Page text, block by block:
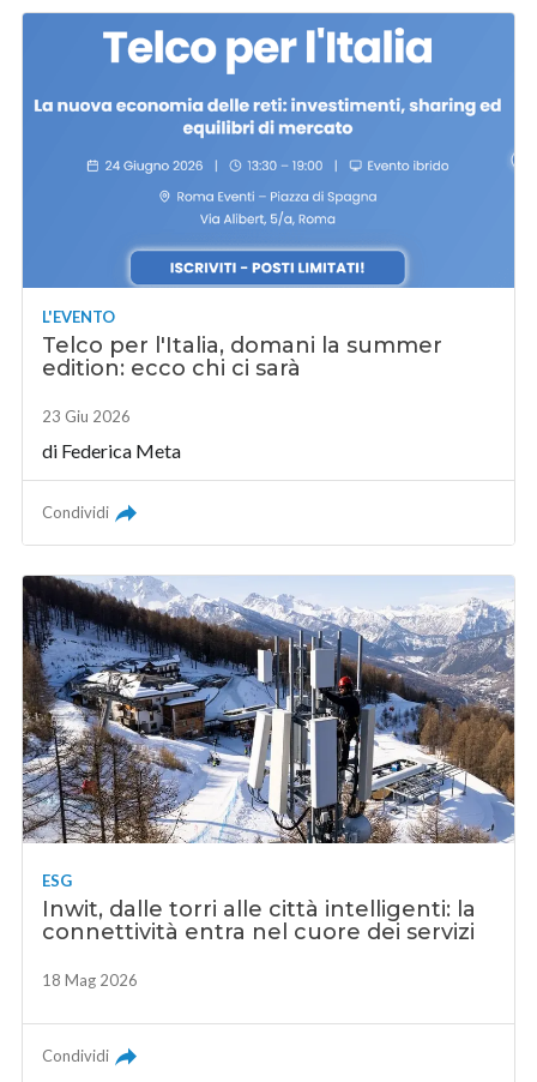
L'EVENTO
Telco per l'Italia, domani la summer
edition: ecco chi ci sarà
23 Giu 2026
di Federica Meta
Condividi
ESG
Inwit, dalle torri alle città intelligenti: la
connettività entra nel cuore dei servizi
18 Mag 2026
Condividi